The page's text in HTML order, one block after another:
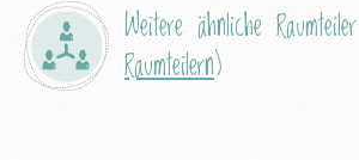
Weitere ähnliche
Raumteilern)